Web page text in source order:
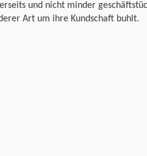
und nicht minder
Art um ihre Kundschaft buhlt.